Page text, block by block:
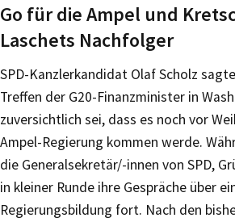
Go für die Ampel und
Laschets Nachfolger
SPD-Kanzlerkandidat Olaf Scholz
Treffen der G20-Finanzminister in
zuversichtlich sei, dass es noch vor
Ampel-Regierung kommen werde.
die Generalsekretär/-innen von SPD,
in kleiner Runde ihre Gespräche über
Regierungsbildung fort. Nach den